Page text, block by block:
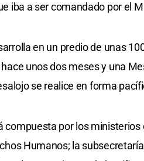
iba a ser comandado por el
en un predio de unas
unos dos meses y una
se realice en forma
compuesta por los
Humanos; la